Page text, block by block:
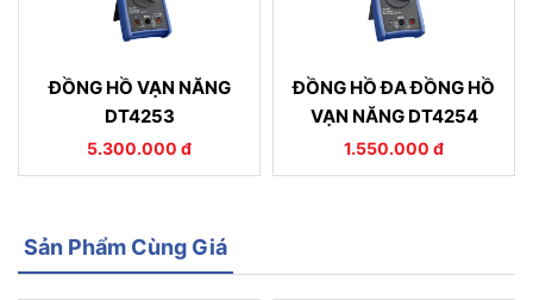
ĐỒNG HỒ VẠN NĂNG
DT4253
5.300.000 đ
ĐỒNG HỒ ĐA ĐỒNG HỒ
VẠN NĂNG DT4254
1.550.000 đ
Sản Phẩm Cùng Giá